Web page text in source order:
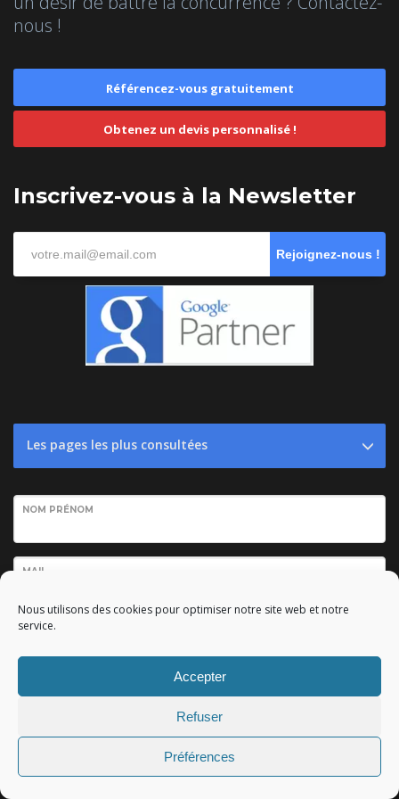
Nous utilisons des cookies pour optimiser notre site web et notre
service.
Accepter
Refuser
Préférences
nous !
Référencez-vous gratuitement
Obtenez un devis personnalisé !
Inscrivez-vous à la Newsletter
Rejoignez-nous !
Les pages les plus consultées
NOM PRÉNOM
MAIL
VOTRE SITE INTERNET
VOTRE DEMANDE